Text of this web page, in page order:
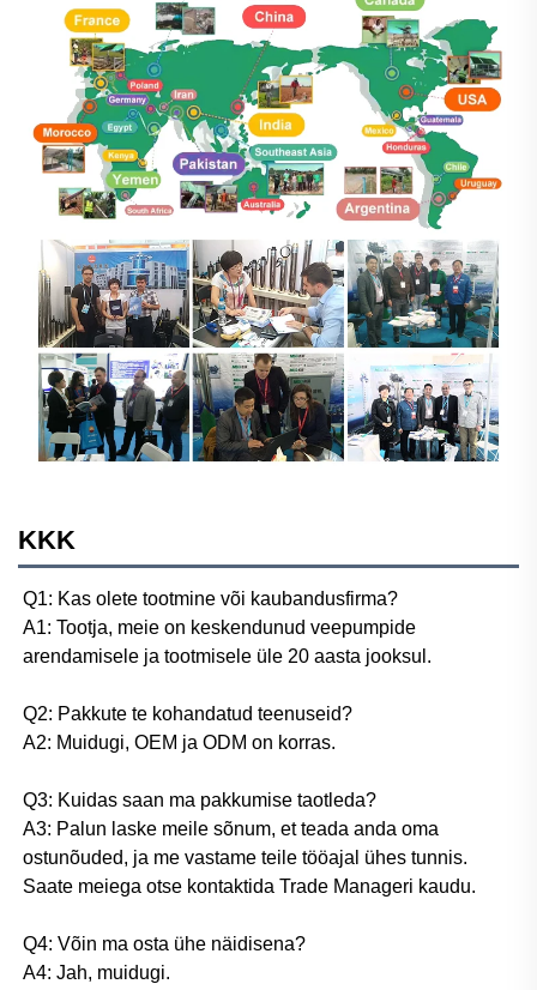
KKK
Q1: Kas olete tootmine või kaubandusfirma?
A1: Tootja, meie on keskendunud veepumpide
arendamisele ja tootmisele üle 20 aasta jooksul.
Q2: Pakkute te kohandatud teenuseid?
A2: Muidugi, OEM ja ODM on korras.
Q3: Kuidas saan ma pakkumise taotleda?
A3: Palun laske meile sõnum, et teada anda oma
ostunõuded, ja me vastame teile tööajal ühes tunnis.
Saate meiega otse kontaktida Trade Manageri kaudu.
Q4: Võin ma osta ühe näidisena?
A4: Jah, muidugi.